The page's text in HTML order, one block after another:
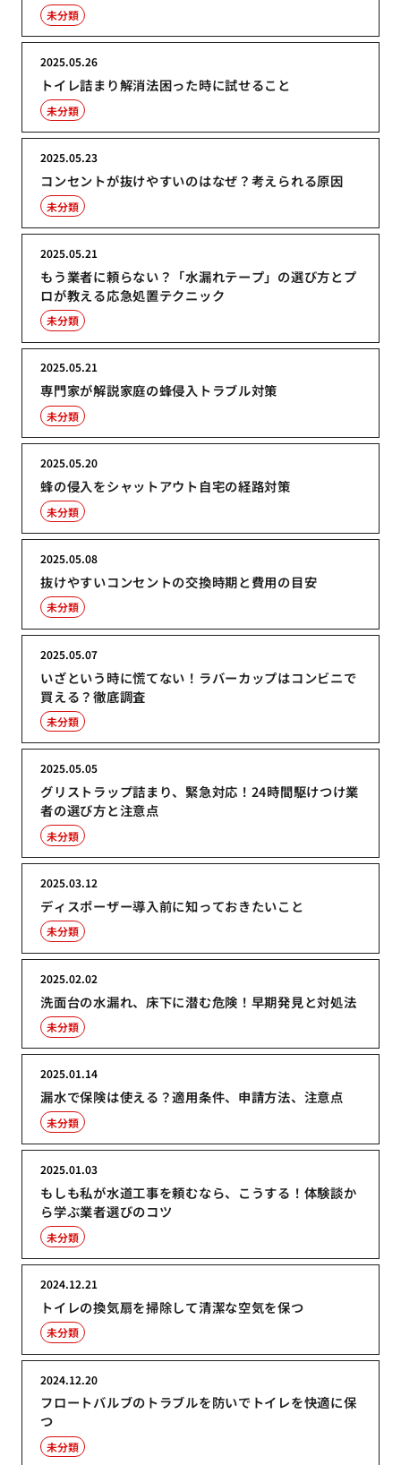
未分類
トイレ詰まり解消法困った時に試せること
2025.05.26
未分類
コンセントが抜けやすいのはなぜ？考えられる原因
2025.05.23
未分類
もう業者に頼らない？「水漏れテープ」の選び方とプ
ロが教える応急処置テクニック
2025.05.21
未分類
専門家が解説家庭の蜂侵入トラブル対策
2025.05.21
未分類
蜂の侵入をシャットアウト自宅の経路対策
2025.05.20
未分類
抜けやすいコンセントの交換時期と費用の目安
2025.05.08
未分類
いざという時に慌てない！ラバーカップはコンビニで
買える？徹底調査
2025.05.07
未分類
グリストラップ詰まり、緊急対応！24時間駆けつけ業
者の選び方と注意点
2025.05.05
未分類
ディスポーザー導入前に知っておきたいこと
2025.03.12
未分類
洗面台の水漏れ、床下に潜む危険！早期発見と対処法
2025.02.02
未分類
漏水で保険は使える？適用条件、申請方法、注意点
2025.01.14
未分類
もしも私が水道工事を頼むなら、こうする！体験談か
ら学ぶ業者選びのコツ
2025.01.03
未分類
トイレの換気扇を掃除して清潔な空気を保つ
2024.12.21
未分類
フロートバルブのトラブルを防いでトイレを快適に保
つ
2024.12.20
未分類